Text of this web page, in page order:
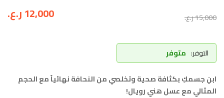
15,000ر.ع. 12,000ر.ع.
التوفر: متوفر
ابنِ جسمكِ بكثافة صحية وتخلصي من النحافة نهائياً مع الحجم
المثالي مع عسل هني رويال!